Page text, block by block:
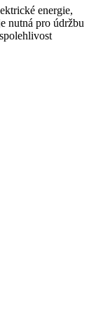
energie,
nutná pro údržbu